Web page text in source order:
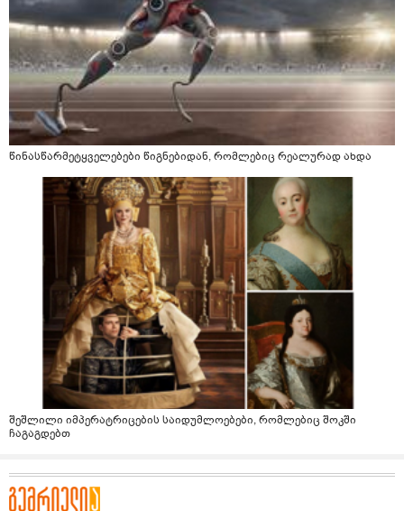
წინასწარმეტყველებები წიგნებიდან, რომლებიც რეალურად ახდა
შეშლილი იმპერატრიცების საიდუმლოებები, რომლებიც შოკში
ჩაგაგდებთ